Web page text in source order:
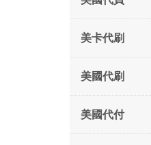
美卡代刷
美國代刷
美國代付